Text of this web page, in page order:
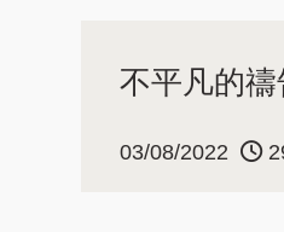
不平凡的禱
03/08/2022